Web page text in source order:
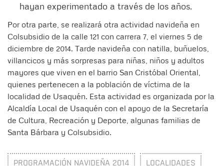
hayan experimentado a través de los años.
Por otra parte, se realizará otra actividad navideña en
Colsubsidio de la calle 121 con carrera 7, el viernes 5 de
diciembre de 2014. Tarde navideña con natilla, buñuelos,
villancicos y más sorpresas para niñas, niños y adultos
mayores que viven en el barrio San Cristóbal Oriental,
quienes pertenecen a la población de víctima de la
localidad de Usaquén. Esta actividad es organizada por la
Alcaldía Local de Usaquén con el apoyo de la Secretaría
de Cultura, Recreación y Deporte, algunas familias de
Santa Bárbara y Colsubsidio.
PROGRAMACIÓN NAVIDEÑA 2014 LOCALIDADES